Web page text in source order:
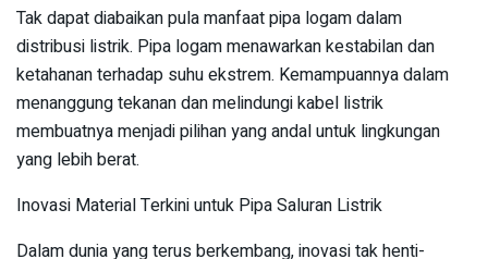
Tak dapat diabaikan pula manfaat pipa logam dalam
distribusi listrik. Pipa logam menawarkan kestabilan dan
ketahanan terhadap suhu ekstrem. Kemampuannya dalam
menanggung tekanan dan melindungi kabel listrik
membuatnya menjadi pilihan yang andal untuk lingkungan
yang lebih berat.
Inovasi Material Terkini untuk Pipa Saluran Listrik
Dalam dunia yang terus berkembang, inovasi tak henti-